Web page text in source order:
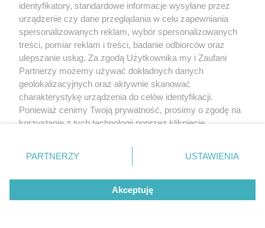
identyfikatory, standardowe informacje wysyłane przez
urządzenie czy dane przeglądania w celu zapewniania
spersonalizowanych reklam, wybór spersonalizowanych
treści, pomiar reklam i treści, badanie odbiorców oraz
ulepszanie usług. Za zgodą Użytkownika my i Zaufani
Partnerzy możemy używać dokładnych danych
geolokalizacyjnych oraz aktywnie skanować
charakterystykę urządzenia do celów identyfikacji.
Ponieważ cenimy Twoją prywatność, prosimy o zgodę na
korzystanie z tych technologii poprzez kliknięcie
zmienić/wycofać klikając przycisk ustawień prywatności
znajdujący się w lewym dolnym rogu strony
rodzaje przetwarzania danych nie wymagają zgody
użytkownika, ale masz prawo sprzeciwić się takiemu
przetwarzaniu. Preferencje będą miały zastosowanie tylko
PARTNERZY USTAWIENIA
Akceptuję